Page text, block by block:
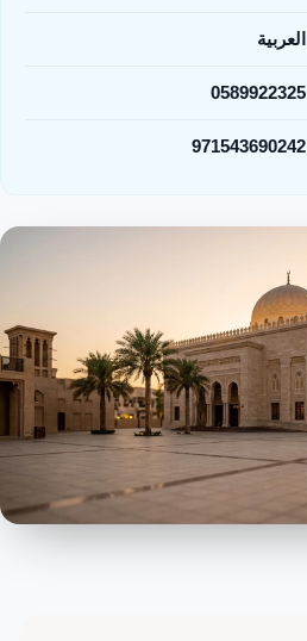
العربية
0589922325
971543690242